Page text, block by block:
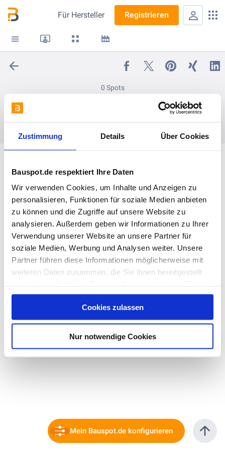
Zustimmung Details Über Cookies
Bauspot.de respektiert Ihre Daten
Wir verwenden Cookies, um Inhalte und Anzeigen zu
personalisieren, Funktionen für soziale Medien anbieten
zu können und die Zugriffe auf unsere Website zu
analysieren. Außerdem geben wir Informationen zu Ihrer
Verwendung unserer Website an unsere Partner für
soziale Medien, Werbung und Analysen weiter. Unsere
Partner führen diese Informationen möglicherweise mit
weiteren Daten zusammen, die Sie ihnen bereitgestellt
gesammelt haben. Hier finden Sie Informationen zum
und unserImpressum.
Cookies zulassen
Nur notwendige Cookies
Für Hersteller Registrieren
0 Spots
Mein Bauspot.de konfigurieren